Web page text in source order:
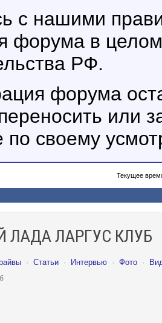
с нашими
форума в
РФ.
форума
или
по своему
Текущее
ЛАРГУС КЛУБ
· Статьи · Интервью · Фото ·